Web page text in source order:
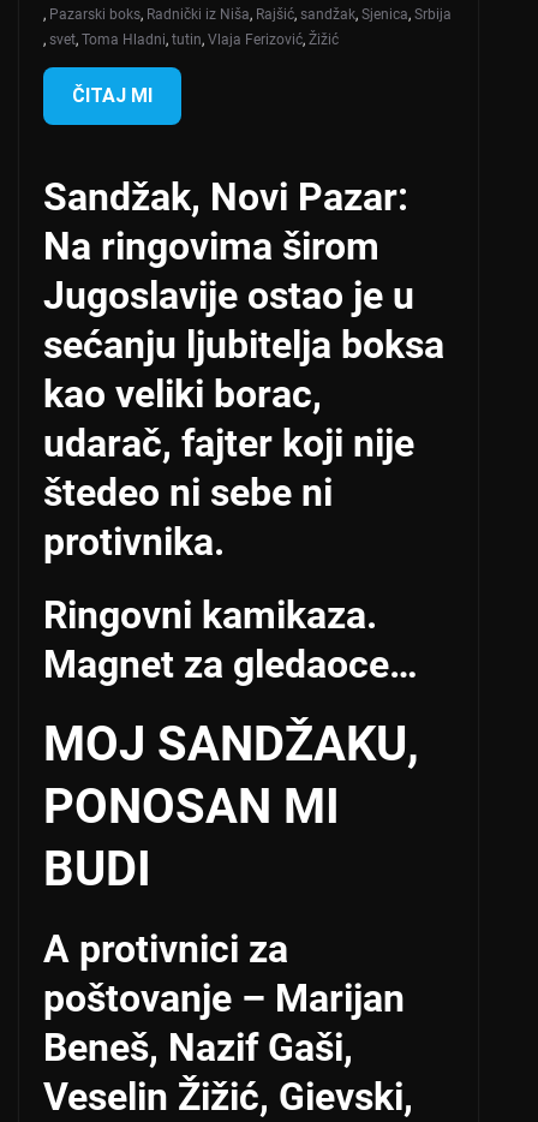
, Pazarski boks, Radnički iz Niša, Rajšić, sandžak, Sjenica, Srbija
, svet, Toma Hladni, tutin, Vlaja Ferizović, Žižić
ČITAJ MI
Sandžak, Novi Pazar:
Na ringovima širom
Jugoslavije ostao je u
sećanju ljubitelja boksa
kao veliki borac,
udarač, fajter koji nije
štedeo ni sebe ni
protivnika.
Ringovni kamikaza.
Magnet za gledaoce…
MOJ SANDŽAKU,
PONOSAN MI
BUDI
A protivnici za
poštovanje – Marijan
Beneš, Nazif Gaši,
Veselin Žižić, Gievski,